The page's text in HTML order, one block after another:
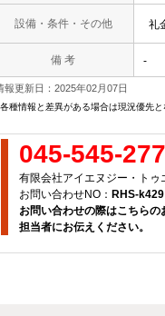
設備・条件・その他 礼
備 考 -
報更新日：2025年02月07日
種情報と差異がある場合は現況優先と
045-545-
有限会社アイエヌジー・トゥ
お問い合わせNO： RHS-k429
お問い合わせの際はこちらの
担当者にお伝えください。